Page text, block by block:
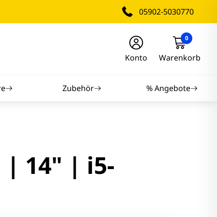
05902-5030770
Konto
0
Warenkorb
Zubehör % Angebote
| 14" | i5-